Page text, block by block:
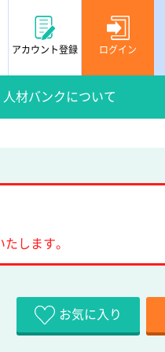
アカウント登録 ログイン
人材バンクについて
します。
お気に入り